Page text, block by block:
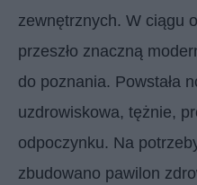
zewnętrznych. W ciągu
przeszło znaczną
do poznania. Powstała
uzdrowiskowa, tężnie,
odpoczynku. Na
zbudowano pawilon